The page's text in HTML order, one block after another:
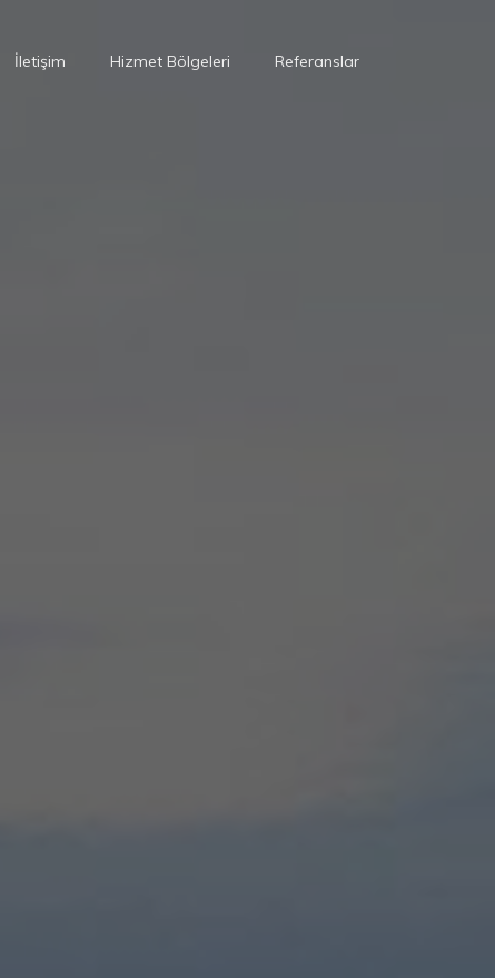
İletişim Hizmet Bölgeleri Referanslar